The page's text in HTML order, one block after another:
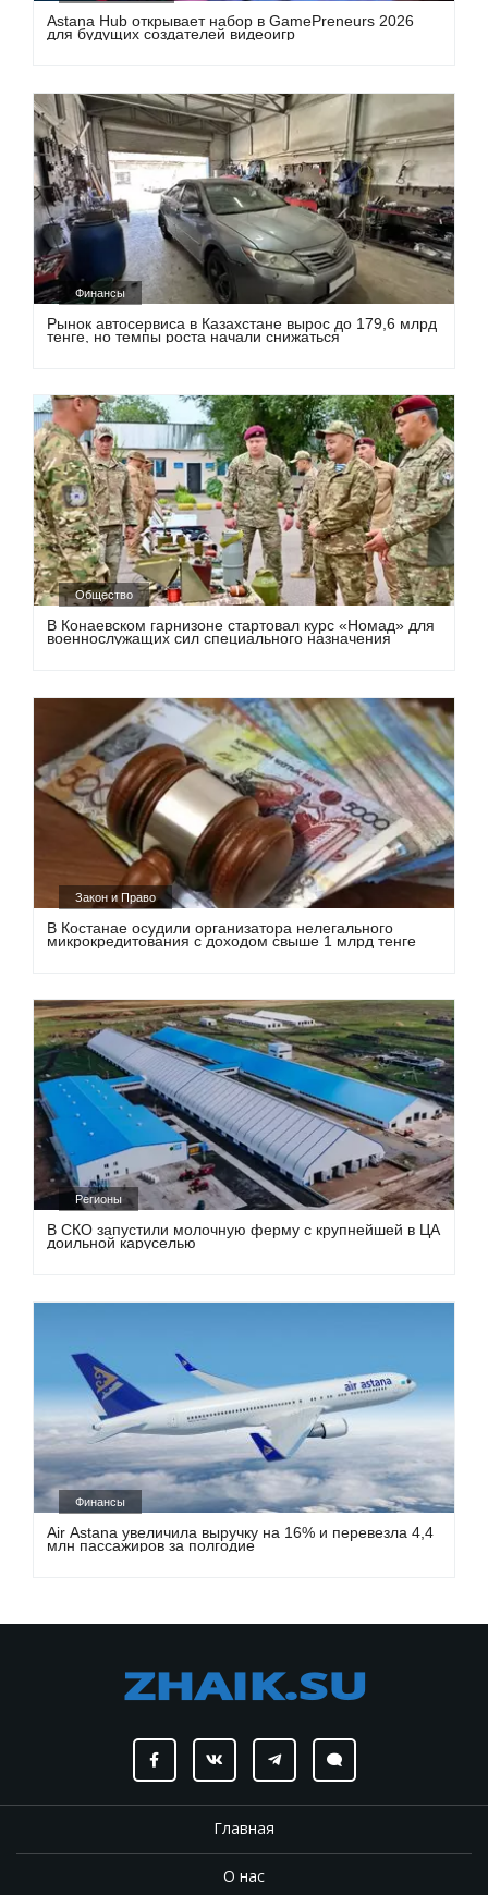
Astana Hub открывает набор в GamePreneurs 2026
для будущих создателей видеоигр
Финансы
Рынок автосервиса в Казахстане вырос до 179,6 млрд
тенге, но темпы роста начали снижаться
Общество
В Конаевском гарнизоне стартовал курс «Номад» для
военнослужащих сил специального назначения
Закон и Право
В Костанае осудили организатора нелегального
микрокредитования с доходом свыше 1 млрд тенге
Регионы
В СКО запустили молочную ферму с крупнейшей в ЦА
доильной каруселью
Финансы
Air Astana увеличила выручку на 16% и перевезла 4,4
млн пассажиров за полгодие
Главная
О нас